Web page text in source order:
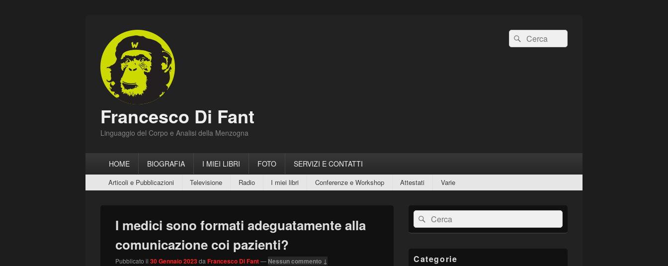
Francesco Di Fant
Linguaggio del Corpo e Analisi della Menzogna
Cerca:Cerca
principaleHOME BIOGRAFIA I MIEI LIBRI FOTO SERVIZI E CONTATTI
secondario
Articoli e Pubblicazioni Televisione Radio I miei libri Conferenze e Workshop Attestati Varie
I medici sono formati adeguatamente alla
comunicazione coi pazienti?
Pubblicato il 30 Gennaio 2023da Francesco Di Fant— Nessun commento ↓
Area
widget
barra
laterale
Cerca:Cerca
Categorie